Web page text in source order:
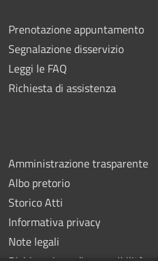
Prenotazione appuntamento
Segnalazione disservizio
Leggi le FAQ
Richiesta di assistenza
Amministrazione trasparente
Albo pretorio
Storico Atti
Informativa privacy
Note legali